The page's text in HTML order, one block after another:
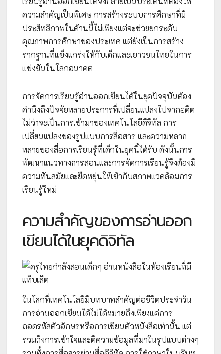
ความสำคัญเป็นพิเศษ การสร้างระบบการศึกษาที่มี
ประสิทธิภาพในด้านนี้ไม่เพียงแต่จะช่วยยกระดับ
คุณภาพการศึกษาของประเทศ แต่ยังเป็นการสร้าง
รากฐานที่แข็งแกร่งให้กับเด็กและเยาวชนไทยในการ
แข่งขันในโลกอนาคต
การจัดการเรียนรู้อ่านออกเขียนได้ในยุคปัจจุบันต้อง
คำนึงถึงปัจจัยหลายประการที่เปลี่ยนแปลงไปจากอดีต
ไม่ว่าจะเป็นการเข้ามาของเทคโนโลยีดิจิทัล การ
เปลี่ยนแปลงของรูปแบบการสื่อสาร และความหลาก
หลายของสื่อการเรียนรู้ที่เด็กในยุคนี้ได้รับ ดังนั้นการ
พัฒนาแนวทางการสอนและการจัดการเรียนรู้จึงต้องมี
ความทันสมัยและยืดหยุ่นให้เข้ากับสภาพแวดล้อมการ
เรียนรู้ใหม่
ความสำคัญของการอ่านออก
เขียนได้ในยุคดิจิทัล
ในโลกที่เทคโนโลยีมีบทบาทสำคัญต่อชีวิตประจำวัน
การอ่านออกเขียนได้ไม่ได้หมายถึงเพียงแค่การ
ถอดรหัสตัวอักษรหรือการเขียนตัวหนังสือเท่านั้น แต่
รวมถึงการเข้าใจและตีความข้อมูลที่มาในรูปแบบต่างๆ